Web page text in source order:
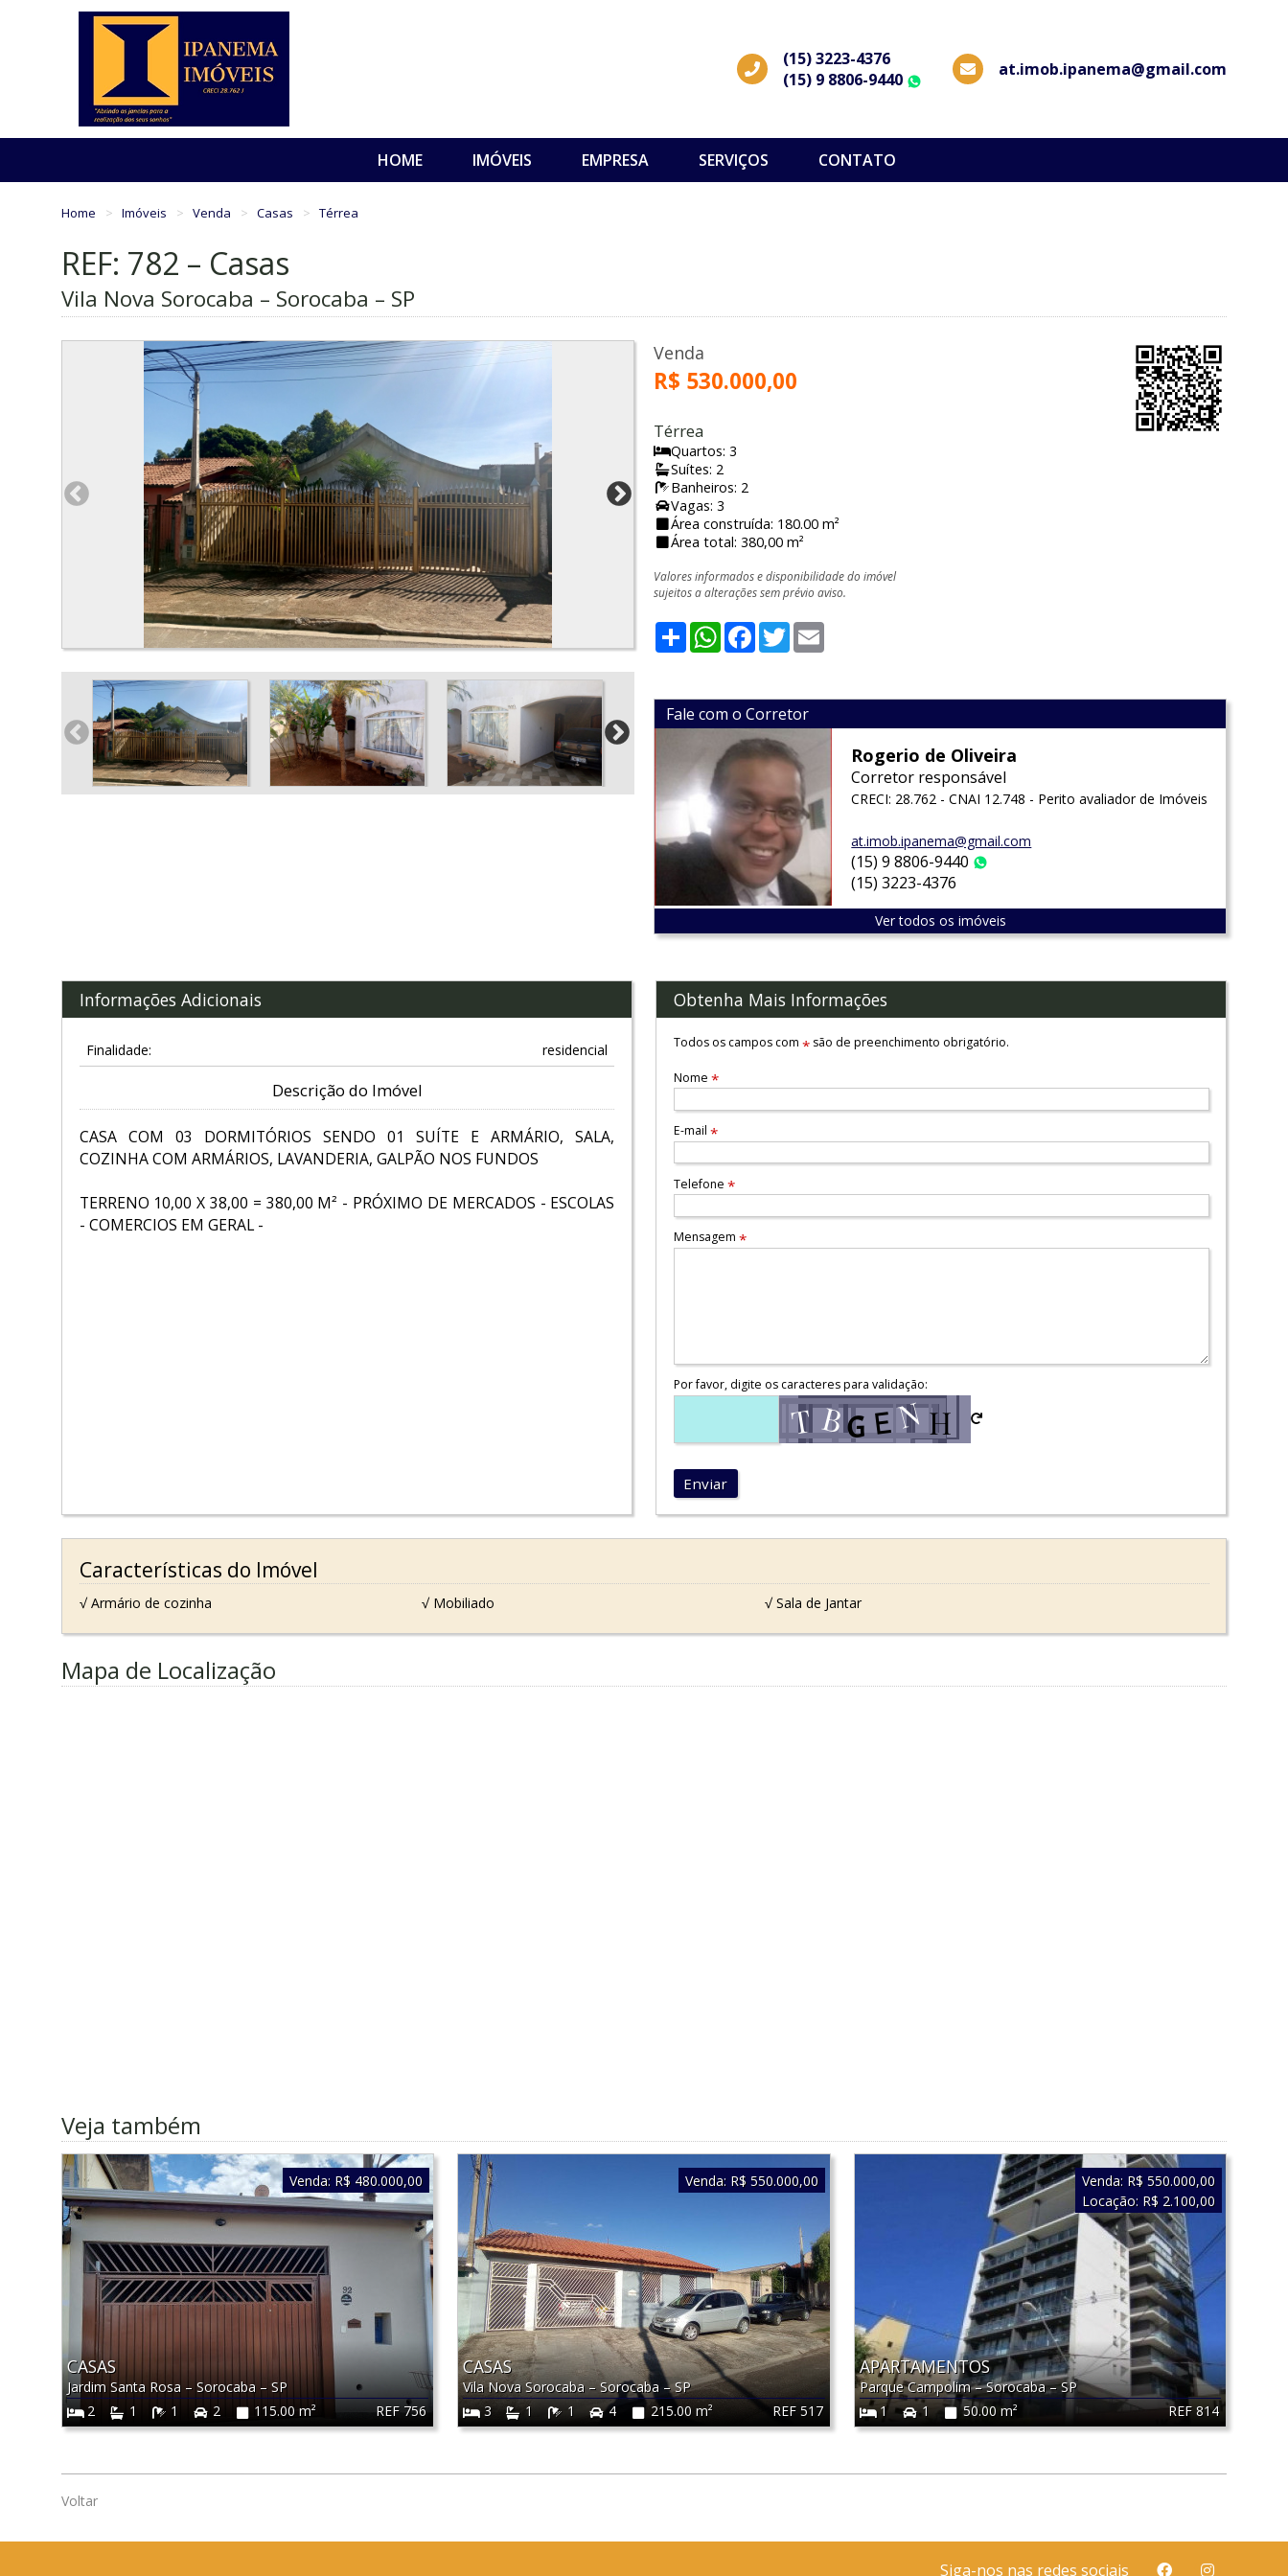
(15) 3223-4376
(15) 9 8806-9440
WhatsApp
at.imob.ipanema@gmail.com
HOME IMÓVEIS EMPRESA SERVIÇOS CONTATO
Home Imóveis Venda Casas Térrea
REF: 782 – Casas
Vila Nova Sorocaba – Sorocaba – SP
Venda
R$ 530.000,00
Térrea
Quartos: 3
Suítes: 2
Banheiros: 2
Vagas: 3
Área construída: 180.00 m²
Área total: 380,00 m²
Valores informados e disponibilidade do imóvel
sujeitos a alterações sem prévio aviso.
ShareWhatsApp
Facebook
Twitter
Fale com o Corretor
Rogerio de Oliveira
Corretor responsável
CRECI: 28.762 - CNAI 12.748 - Perito avaliador de Imóveis
at.imob.ipanema@gmail.com
(15) 9 8806-9440
(15) 3223-4376
Ver todos os imóveis
Informações Adicionais
Finalidade: residencial
Descrição do Imóvel
CASA COM 03 DORMITÓRIOS SENDO 01 SUÍTE E ARMÁRIO, SALA,
COZINHA COM ARMÁRIOS, LAVANDERIA, GALPÃO NOS FUNDOS
TERRENO 10,00 X 38,00 = 380,00 M² - PRÓXIMO DE MERCADOS - ESCOLAS
- COMERCIOS EM GERAL -
Obtenha Mais Informações
Todos os campos com *são de preenchimento obrigatório.
Nome *
E-mail *
Telefone *
Mensagem *
Por favor, digite os caracteres para validação:
Enviar
Características do Imóvel
√ Armário de cozinha √ Mobiliado √ Sala de Jantar
Mapa de Localização
Veja também
REF 756
CASAS
Jardim Santa Rosa – Sorocaba – SP
2
1 1 2 115.00 m²
Venda: R$ 480.000,00
REF 517
CASAS
Vila Nova Sorocaba–Sorocaba –SP
3
1 1 4 215.00 m²
Venda: R$ 550.000,00
REF 814
APARTAMENTOS
Parque Campolim–Sorocaba–SP
1
1 50.00 m²
Venda: R$ 550.000,00
Locação: R$ 2.100,00
Voltar
Siga-nos nas redes sociais